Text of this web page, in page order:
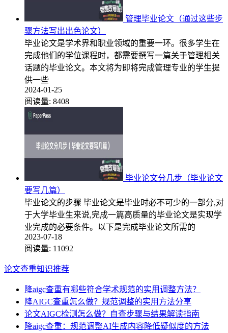
管理毕业论文（通过这些步
骤方法写出出色论文）
毕业论文是学术界和职业领域的重要一环。很多学生在
完成他们的学位课程时，都需要撰写一篇关于管理相关
话题的毕业论文。本文将为即将完成管理专业的学生提
供一些
2024-01-25
阅读量: 8408
毕业论文分几步（毕业论文
要写几篇）
毕业论文的步骤 毕业论文是毕业时必不可少的一部分,对
于大学毕业生来说,完成一篇高质量的毕业论文是实现学
业完成的必要条件。以下是完成毕业论文所需的
2023-07-18
阅读量: 11092
论文查重知识推荐
降aigc查重有哪些符合学术规范的实用调整方法？
降AIGC查重怎么做？规范调整的实用方法分享
论文AIGC检测怎么做？自查步骤与结果解读指南
降aigc查重：规范调整AI生成内容降低疑似度的方法